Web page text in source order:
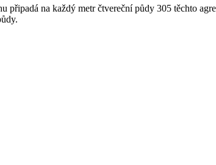
na každý metr čtvereční půdy 305 těchto